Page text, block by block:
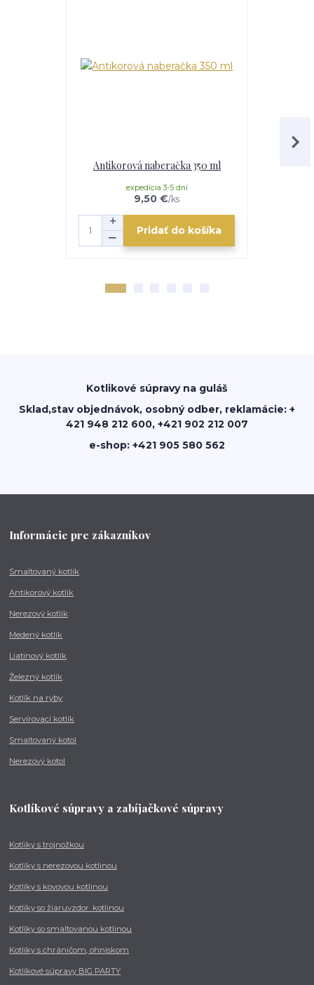
Antikorová naberačka 350 ml
9,50 €/ks
expedícia 3-5 dní
Pridať do košíka
Kotlikové súpravy na guláš
Sklad,stav objednávok, osobný odber, reklamácie: +
421 948 212 600, +421 902 212 007
e-shop: +421 905 580 562
Informácie pre zákazníkov
Smaltovaný kotlík
Antikorový kotlík
Nerezový kotlík
Medený kotlík
Liatinový kotlík
Železný kotlík
Kotlík na ryby
Servírovací kotlík
Smaltovaný kotol
Nerezový kotol
Kotlíkové súpravy a zabíjačkové súpravy
Kotlíky s trojnožkou
Kotlíky s nerezovou kotlinou
Kotlíky s kovovou kotlinou
Kotlíky so žiaruvzdor. kotlinou
Kotlíky so smaltovanou kotlinou
Kotlíky s chráničom, ohniskom
Kotlíkové súpravy BIG PARTY